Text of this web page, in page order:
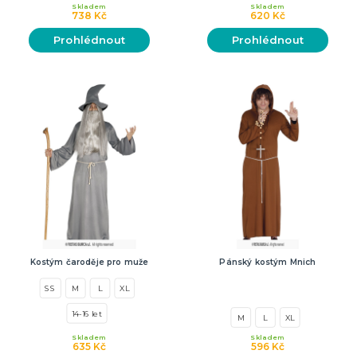
738 Kč
Skladem
Prohlédnout
620 Kč
Skladem
Prohlédnout
Kostým čaroděje pro muže
SS M L XL
14-16 let
635 Kč
Skladem
Pánský kostým Mnich
M L XL
596 Kč
Skladem